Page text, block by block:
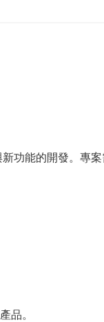
功能的開發。專
品。